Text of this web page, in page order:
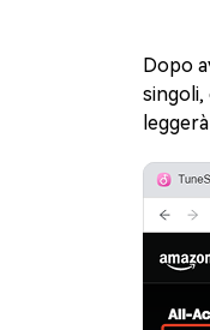
Dopo
singoli,